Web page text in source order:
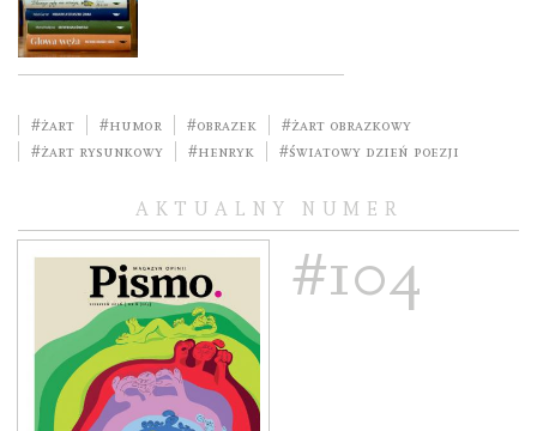
#żart #humor #obrazek
#żart obrazkowy
#żart rysunkowy
#Henryk #Światowy Dzień Poezji
AKTUALNY NUMER
#104